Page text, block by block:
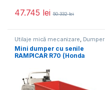
47.745 lei 50.332lei
Utilaje mică mecanizare, Dumper
Mini dumper cu senile
RAMPICAR R70 (Honda
transmisie hidrostatica,
sarcina max. 800 kg –
ROTAIR